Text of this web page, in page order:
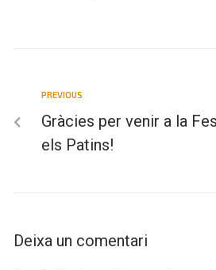
PREVIOUS
Gràcies per venir a la
els Patins!
Deixa un comentari